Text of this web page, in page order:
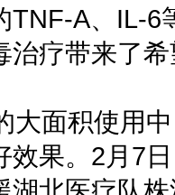
TNF-A、IL-6
治疗带来了
面积使用
效果。2月7